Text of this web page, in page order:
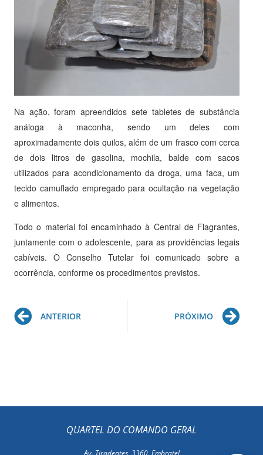
Na ação, foram apreendidos sete tabletes de substância
análoga à maconha, sendo um deles com
aproximadamente dois quilos, além de um frasco com cerca
de dois litros de gasolina, mochila, balde com sacos
utilizados para acondicionamento da droga, uma faca, um
tecido camuflado empregado para ocultação na vegetação
e alimentos.
Todo o material foi encaminhado à Central de Flagrantes,
juntamente com o adolescente, para as providências legais
cabíveis. O Conselho Tutelar foi comunicado sobre a
ocorrência, conforme os procedimentos previstos.
Prev
ANTERIOR PRÓXIMO
QUARTEL DO COMANDO GERAL